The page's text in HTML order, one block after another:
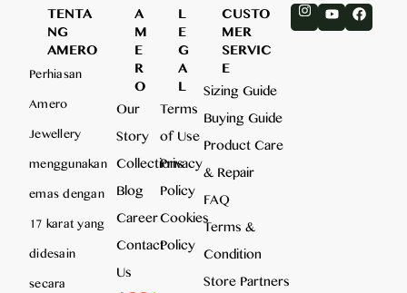
TENTA
NG
AMERO
Perhiasan
Amero
Jewellery
menggunakan
emas dengan
17 karat yang
didesain
secara
A
M
E
R
O
Our
Story
Collections
Blog
Career
Contact
Us
L
E
G
A
L
Terms
of Use
Privacy
Policy
Cookies
Policy
CUSTO
MER
SERVIC
E
Sizing Guide
Buying Guide
Product Care
& Repair
FAQ
Terms &
Condition
Store Partners